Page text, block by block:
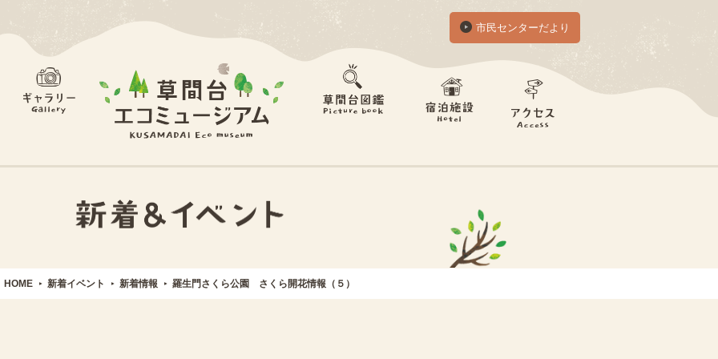
市民センターだより
HOME 新着イベント 新着情報 羅生門さくら公園 さくら開花情報（５）